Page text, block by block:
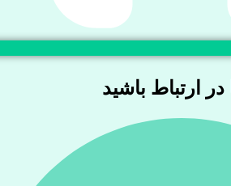
در ارتباط باشید